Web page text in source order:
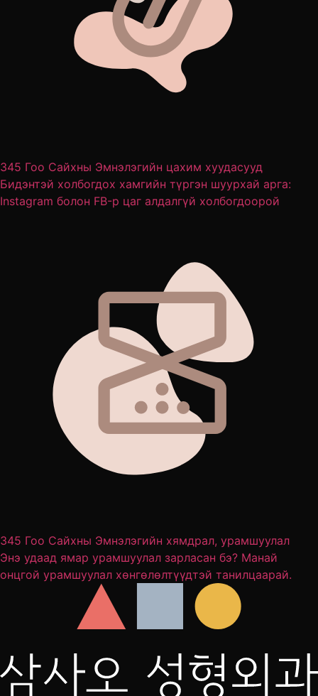
345 Гоо Сайхны Эмнэлэгийн цахим хуудасууд
Бидэнтэй холбогдох хамгийн түргэн шуурхай арга:
Instagram болон FB-р цаг алдалгүй холбогдоорой
345 Гоо Сайхны Эмнэлэгийн хямдрал, урамшуулал
Энэ удаад ямар урамшуулал зарласан бэ? Манай
онцгой урамшуулал хөнгөлөлтүүдтэй танилцаарай.